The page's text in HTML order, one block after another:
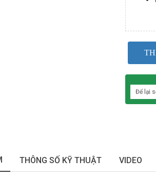
THÔNG SỐ KỸ THUẬT VIDEO